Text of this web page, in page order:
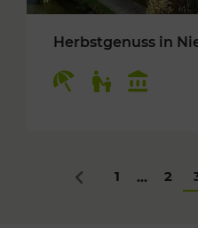
Herbstgenuss in
Zurück
1 ... 2